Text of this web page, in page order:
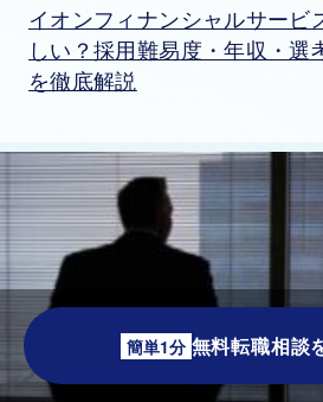
イオンフィナンシャルサービ
しい？採用難易度・年収・選
を徹底解説
簡単1分 無料転職相談